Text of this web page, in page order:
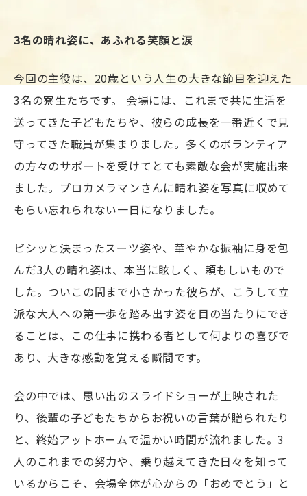
3名の晴れ姿に、あふれる笑顔と涙
今回の主役は、20歳という人生の大きな節目を迎えた
3名の寮生たちです。 会場には、これまで共に生活を
送ってきた子どもたちや、彼らの成長を一番近くで見
守ってきた職員が集まりました。多くのボランティア
の方々のサポートを受けてとても素敵な会が実施出来
ました。プロカメラマンさんに晴れ姿を写真に収めて
もらい忘れられない一日になりました。
ビシッと決まったスーツ姿や、華やかな振袖に身を包
んだ3人の晴れ姿は、本当に眩しく、頼もしいもので
した。ついこの間まで小さかった彼らが、こうして立
派な大人への第一歩を踏み出す姿を目の当たりにでき
ることは、この仕事に携わる者として何よりの喜びで
あり、大きな感動を覚える瞬間です。
会の中では、思い出のスライドショーが上映された
り、後輩の子どもたちからお祝いの言葉が贈られたり
と、終始アットホームで温かい時間が流れました。3
人のこれまでの努力や、乗り越えてきた日々を知って
いるからこそ、会場全体が心からの「おめでとう」と